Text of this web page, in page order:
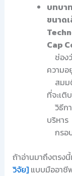
บทบา
ขนาด
Cap
ช่อง
ความ
สมม
ที่จะเติ
วิธีก
บริหาร
กรอ
ถ้าอ่านมาถึงตรง
วิจัย]แบบมืออาชี